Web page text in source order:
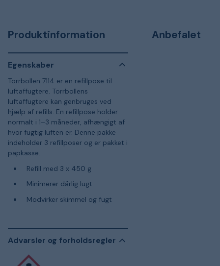
Produktinformation
Egenskaber
Torrbollen 7114 er en refillpose til
luftaffugtere. Torrbollens
luftaffugtere kan genbruges ved
hjælp af refills. En refillpose holder
normalt i 1–3 måneder, afhængigt af
hvor fugtig luften er. Denne pakke
indeholder 3 refillposer og er pakket i
papkasse.
Refill med 3 x 450 g
Minimerer dårlig lugt
Modvirker skimmel og fugt
Advarsler og forholdsregler
Anbefalet